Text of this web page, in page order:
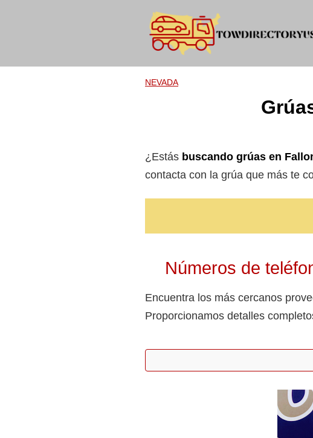
NEVADA
¿Estás buscando grúas en
contacta con la grúa que más te
Números de
Encuentra los más cercanos
Proporcionamos detalles